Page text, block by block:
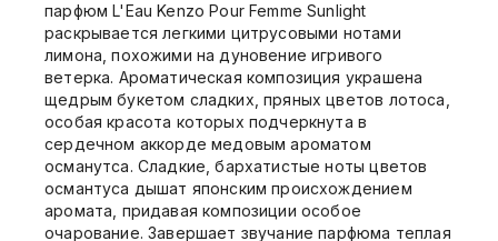
парфюм L'Eau Kenzo Pour Femme Sunlight
раскрывается легкими цитрусовыми нотами
лимона, похожими на дуновение игривого
ветерка. Ароматическая композиция украшена
щедрым букетом сладких, пряных цветов лотоса,
особая красота которых подчеркнута в
сердечном аккорде медовым ароматом
османутса. Сладкие, бархатистые ноты цветов
османтуса дышат японским происхождением
аромата, придавая композиции особое
очарование. Завершает звучание парфюма теплая